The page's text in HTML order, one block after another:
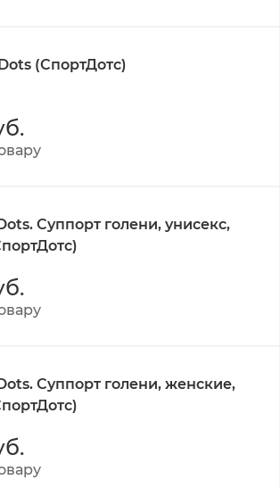
(СпортДотс)
Суппорт голени, унисекс,
Суппорт голени, женские,